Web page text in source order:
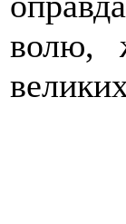
волю,